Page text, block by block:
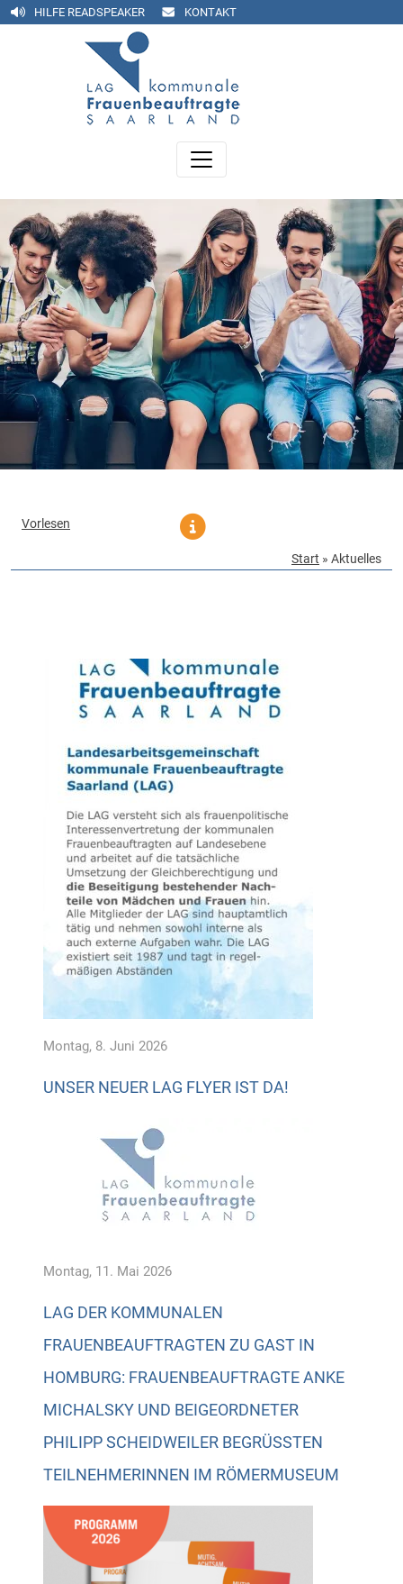
HILFE READSPEAKER KONTAKT
Vorlesen
Start » Aktuelles
Montag, 8. Juni 2026
UNSER NEUER LAG FLYER IST DA!
Montag, 11. Mai 2026
LAG DER KOMMUNALEN
FRAUENBEAUFTRAGTEN ZU GAST IN
HOMBURG: FRAUENBEAUFTRAGTE ANKE
MICHALSKY UND BEIGEORDNETER
PHILIPP SCHEIDWEILER BEGRÜSSTEN T
EILNEHMERINNEN IM RÖMERMUSEUM